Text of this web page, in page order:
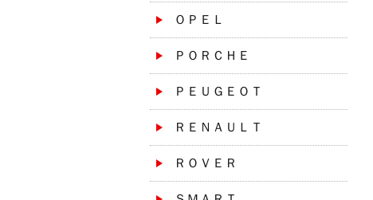
ＯＰＥＬ
ＰＯＲＣＨＥ
ＰＥＵＧＥＯＴ
ＲＥＮＡＵＬＴ
ＲＯＶＥＲ